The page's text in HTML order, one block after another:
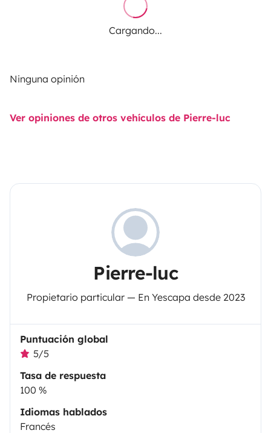
Cargando...
Ninguna opinión
Ver opiniones de otros vehículos de Pierre-luc
Pierre-luc
Propietario particular — En Yescapa desde 2023
Puntuación global
5/5
Tasa de respuesta
100 %
Idiomas hablados
Francés